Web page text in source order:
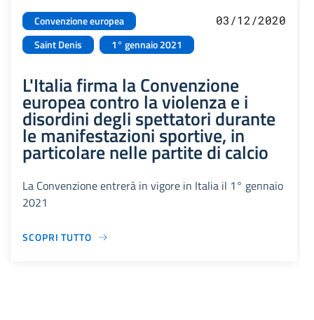
Convenzione europea
Saint Denis
1° gennaio 2021
03/12/2020
L'Italia firma la Convenzione
europea contro la violenza e i
disordini degli spettatori durante
le manifestazioni sportive, in
particolare nelle partite di calcio
La Convenzione entrerà in vigore in Italia il 1° gennaio
2021
SCOPRI TUTTO